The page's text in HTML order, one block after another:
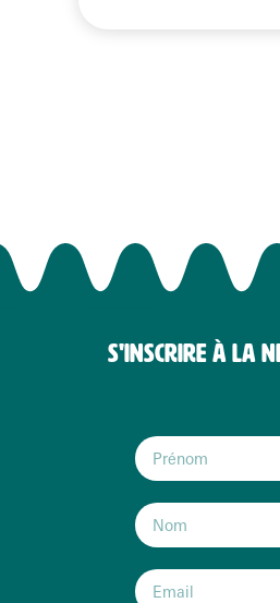
S'INSCRIRE À LA